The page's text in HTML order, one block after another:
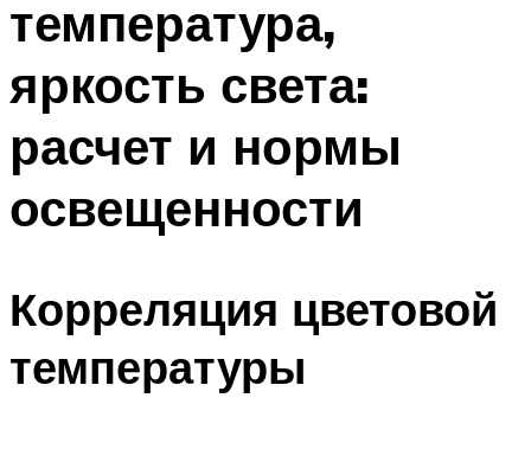
температура,
яркость света:
расчет и нормы
освещенности
Корреляция цветовой
температуры